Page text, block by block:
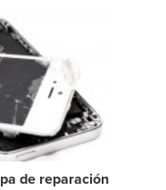
de reparación